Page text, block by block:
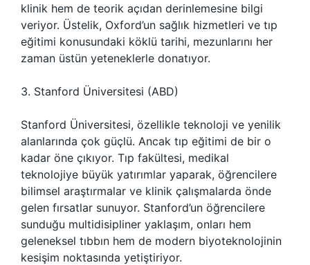
klinik hem de teorik açıdan derinlemesine bilgi
veriyor. Üstelik, Oxford’un sağlık hizmetleri ve tıp
eğitimi konusundaki köklü tarihi, mezunlarını her
zaman üstün yeteneklerle donatıyor.
3. Stanford Üniversitesi (ABD)
Stanford Üniversitesi, özellikle teknoloji ve yenilik
alanlarında çok güçlü. Ancak tıp eğitimi de bir o
kadar öne çıkıyor. Tıp fakültesi, medikal
teknolojiye büyük yatırımlar yaparak, öğrencilere
bilimsel araştırmalar ve klinik çalışmalarda önde
gelen fırsatlar sunuyor. Stanford’un öğrencilere
sunduğu multidisipliner yaklaşım, onları hem
geleneksel tıbbın hem de modern biyoteknolojinin
kesişim noktasında yetiştiriyor.